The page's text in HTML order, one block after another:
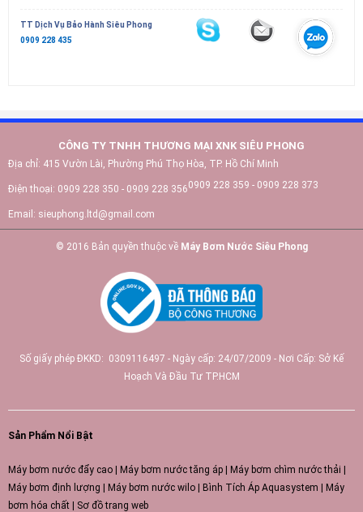
TT Dịch Vụ Bảo Hành Siêu Phong
0909 228 435
CÔNG TY TNHH THƯƠNG MẠI XNK SIÊU PHONG
Địa chỉ: 415 Vườn Lài, Phường Phú Thọ Hòa, TP. Hồ Chí Minh
Điện thoại: 0909 228 350 - 0909 228 3560909 228 359 - 0909 228 373
Email: sieuphong.ltd@gmail.com
© 2016 Bản quyền thuộc về Máy Bơm Nước Siêu Phong
Số giấy phép ĐKKD: 0309116497 - Ngày cấp: 24/07/2009 - Nơi Cấp: Sở Kế
Hoạch Và Đầu Tư TP.HCM
Sản Phẩm Nổi Bật
Máy bơm nước đẩy cao Máy bơm nước tăng áp Máy bơm chìm nước thải
Máy bơm định lượng
Máy bơm nước wilo Bình Tích Áp Aquasystem
Máy
bơm hóa chất
Sơ đồ trang web